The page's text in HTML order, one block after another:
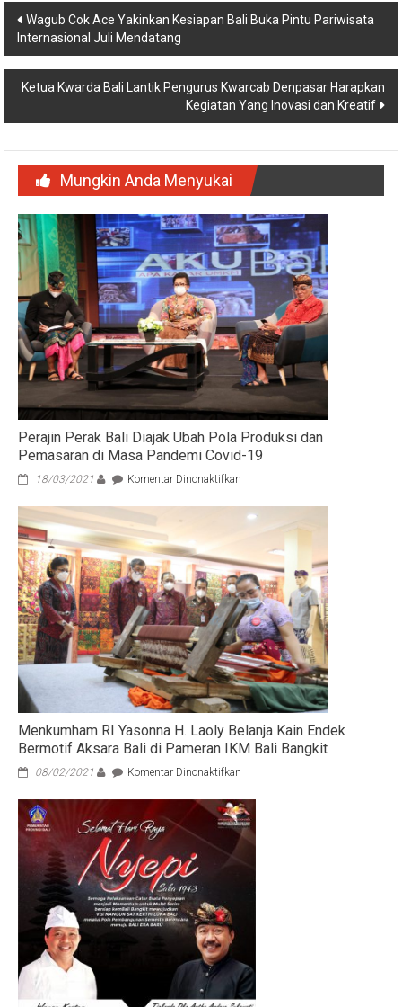
Navigasi
pos
Wagub Cok Ace Yakinkan Kesiapan Bali Buka Pintu Pariwisata
Internasional Juli Mendatang
Ketua Kwarda Bali Lantik Pengurus Kwarcab Denpasar Harapkan
Kegiatan Yang Inovasi dan Kreatif
Mungkin Anda Menyukai
Perajin Perak Bali Diajak Ubah Pola Produksi dan
Pemasaran di Masa Pandemi Covid-19
18/03/2021 Komentar Dinonaktifkan
Perak
Ubah
Pola
Produksi
dan
Pemasaran
di
Masa
Pandemi
Covid-
19
Menkumham RI Yasonna H. Laoly Belanja Kain Endek
Bermotif Aksara Bali di Pameran IKM Bali Bangkit
08/02/2021 Komentar Dinonaktifkan
RI
Yasonna
H.
di
Pameran
IKM